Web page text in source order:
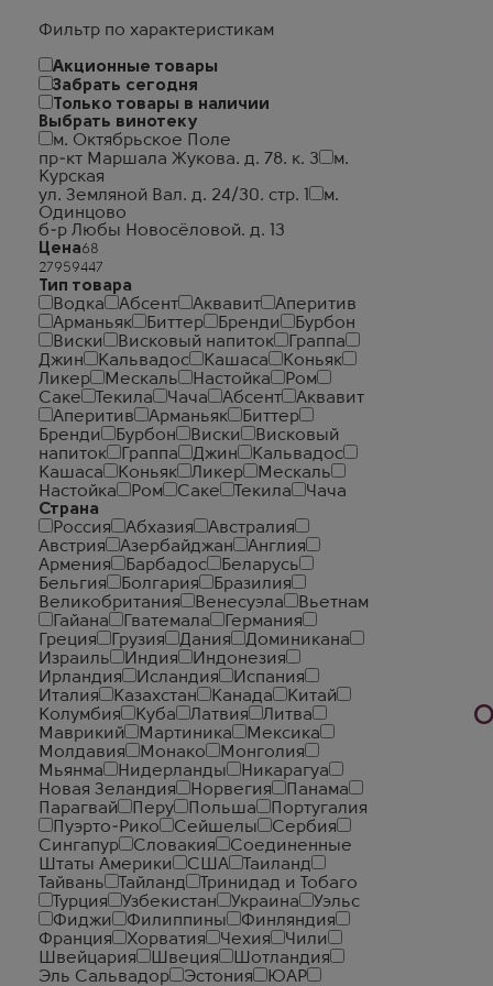
Фильтр по характеристикам
Акционные товары
Забрать сегодня
Только товары в наличии
Выбрать винотеку
м. Октябрьское Поле
пр-кт Маршала Жукова. д. 78. к. 3
м.
Курская
ул. Земляной Вал. д. 24/30. стр. 1
м.
Одинцово
б-р Любы Новосёловой. д. 13
Цена
Тип товара
Водка
Абсент Аквавит
Аперитив
Арманьяк
Биттер Бренди
Бурбон
Виски
Висковый напиток
Граппа
Джин
Кальвадос Кашаса
Коньяк
Ликер
Мескаль Настойка
Ром
Саке
Текила Чача Абсент
Аквавит
Аперитив
Арманьяк
Биттер
Бренди
Бурбон Виски
Висковый
напиток
Граппа Джин
Кальвадос
Кашаса
Коньяк Ликер
Мескаль
Настойка
Ром Саке Текила
Чача
Страна
Россия
Абхазия
Австралия
Австрия
Азербайджан
Англия
Армения
Барбадос
Беларусь
Бельгия
Болгария
Бразилия
Великобритания
Венесуэла
Вьетнам
Гайана
Гватемала
Германия
Греция
Грузия Дания
Доминикана
Израиль
Индия
Индонезия
Ирландия
Исландия
Испания
Италия
Казахстан Канада
Китай
Колумбия
Куба Латвия
Литва
Маврикий
Мартиника
Мексика
Молдавия
Монако
Монголия
Мьянма
Нидерланды
Никарагуа
Новая Зеландия
Норвегия
Панама
Парагвай
Перу Польша
Португалия
Пуэрто-Рико
Сейшелы
Сербия
Сингапур
Словакия
Соединенные
Штаты Америки
США
Таиланд
Тайвань
Тайланд
Тринидад и Тобаго
Турция
Узбекистан Украина
Уэльс
Фиджи
Филиппины
Финляндия
Франция
Хорватия Чехия
Чили
Швейцария
Швеция
Шотландия
Эль Сальвадор
Эстония
ЮАР